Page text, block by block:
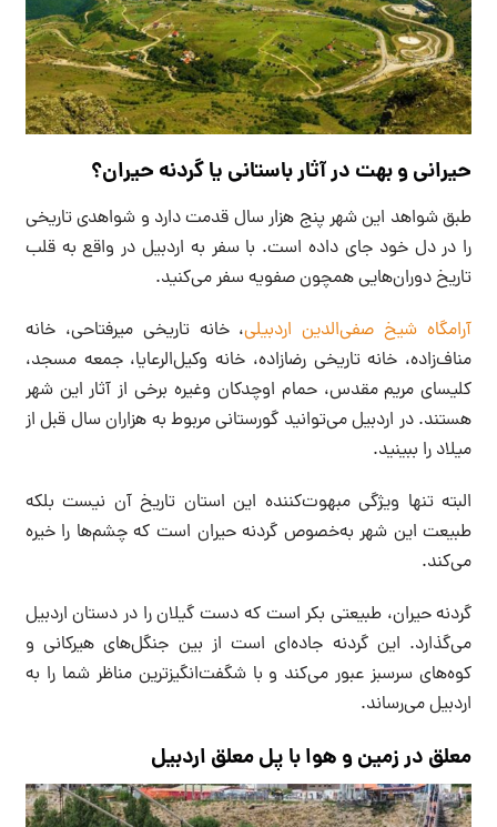
حیرانی و بهت در آثار باستانی یا گردنه حیران؟
طبق شواهد این شهر پنج هزار سال قدمت دارد و شواهدی تاریخی
را در دل خود جای داده است. با سفر به اردبیل در واقع به قلب
تاریخ دوران‌هایی همچون صفویه سفر می‌کنید.
آرامگاه شیخ صفی‌الدین اردبیلی، خانه تاریخی میرفتاحی، خانه
مناف‌زاده، خانه تاریخی رضا‌زاده، خانه وکیل‌الرعایا، جمعه مسجد،
کلیسای مریم مقدس، حمام اوچدکان وغیره برخی از آثار این شهر
هستند. در اردبیل می‌توانید گورستانی مربوط به هزاران سال قبل از
میلاد را ببینید.
البته تنها ویژگی مبهوت‌کننده این استان تاریخ آن نیست بلکه
طبیعت این شهر به‌خصوص گردنه حیران است که چشم‌ها را خیره
می‌کند.
گردنه حیران، طبیعتی بکر است که دست گیلان را در دستان اردبیل
می‌گذارد. این گردنه جاده‌ای است از بین جنگل‌های هیرکانی و
کوه‌های سرسبز عبور می‌کند و با شگفت‌انگیزترین مناظر شما را به
اردبیل می‌رساند.
معلق در زمین و هوا با پل معلق اردبیل